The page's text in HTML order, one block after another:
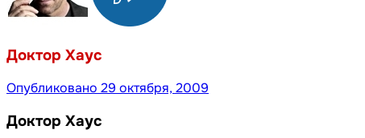
Доктор Хаус
Опубликовано 29 октября, 2009
Доктор Хаус